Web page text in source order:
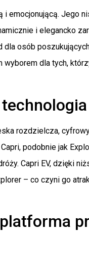
emocjonującą. Jego
i elegancko
osób
wyborem dla tych,
rozdzielcza,
podobnie jak
Capri EV, dzięki
– co czyni go